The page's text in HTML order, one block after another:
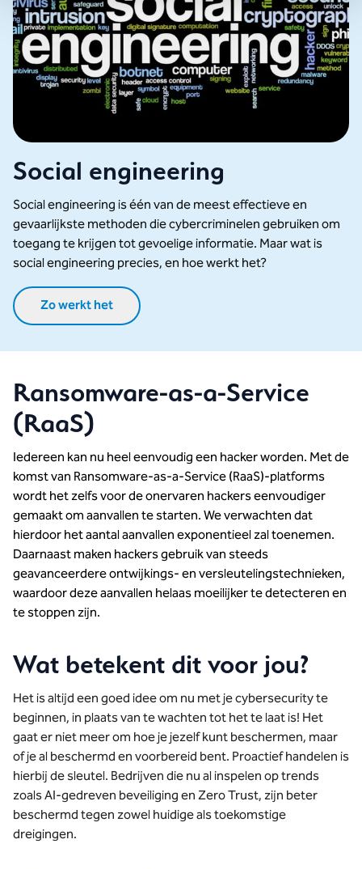
Social engineering
Social engineering is één van de meest effectieve en
gevaarlijkste methoden die cybercriminelen gebruiken om
toegang te krijgen tot gevoelige informatie. Maar wat is
social engineering precies, en hoe werkt het?
Zo werkt het
Ransomware-as-a-Service
(RaaS)
Iedereen kan nu heel eenvoudig een hacker worden. Met de
komst van Ransomware-as-a-Service (RaaS)-platforms
wordt het zelfs voor de onervaren hackers eenvoudiger
gemaakt om aanvallen te starten. We verwachten dat
hierdoor het aantal aanvallen exponentieel zal toenemen.
Daarnaast maken hackers gebruik van steeds
geavanceerdere ontwijkings- en versleutelingstechnieken,
waardoor deze aanvallen helaas moeilijker te detecteren en
te stoppen zijn.
Wat betekent dit voor jou?
Het is altijd een goed idee om nu met je cybersecurity te
beginnen, in plaats van te wachten tot het te laat is! Het
gaat er niet meer om hoe je jezelf kunt beschermen, maar
of je al beschermd en voorbereid bent. Proactief handelen is
hierbij de sleutel. Bedrijven die nu al inspelen op trends
zoals AI-gedreven beveiliging en Zero Trust, zijn beter
beschermd tegen zowel huidige als toekomstige
dreigingen.